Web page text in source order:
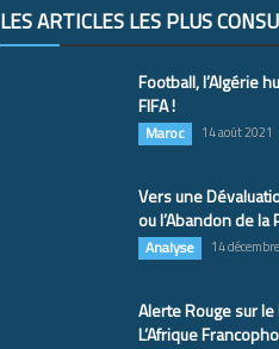
LES ARTICLES LES PLUS
Football, l’Algérie
FIFA !
Maroc 14 août 2021
Vers une
ou l’Abandon de la
Analyse 14
Alerte Rouge sur le
L’Afrique